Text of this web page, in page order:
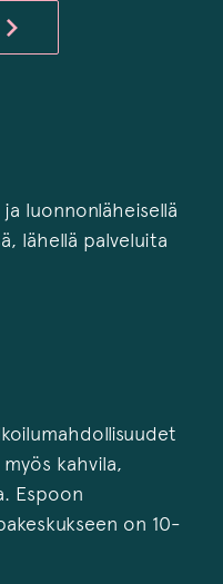
luonnonläheisellä
lähellä palveluita
kahvila,
Espoon
on 10-